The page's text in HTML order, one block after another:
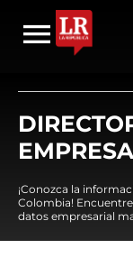
¡Conozca la
Colombia!
datos empresarial